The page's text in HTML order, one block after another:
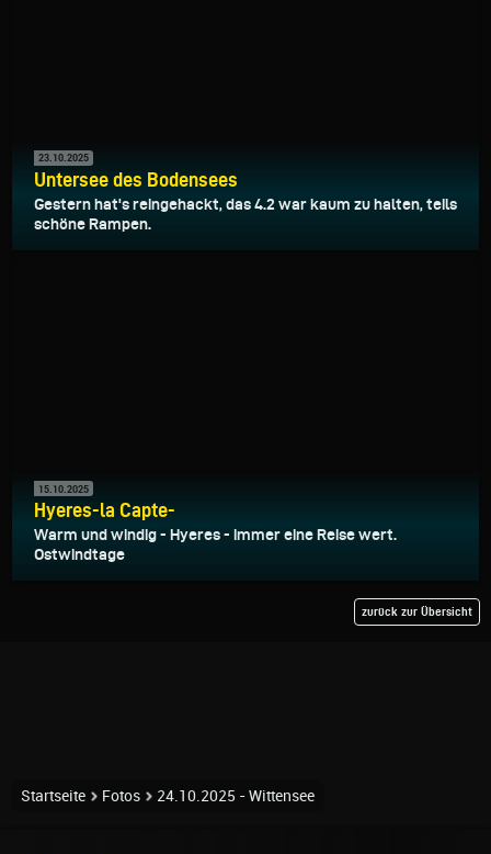
23.10.2025
Untersee des Bodensees
Gestern hat's reingehackt, das 4.2 war kaum zu halten, teils
schöne Rampen.
15.10.2025
Hyeres-la Capte-
Warm und windig - Hyeres - immer eine Reise wert.
Ostwindtage
zurück zur Übersicht
Startseite Fotos 24.10.2025 - Wittensee